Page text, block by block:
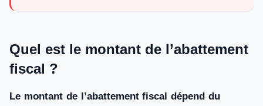
Quel est le montant de l’abattement
fiscal ?
Le montant de l’abattement fiscal dépend du